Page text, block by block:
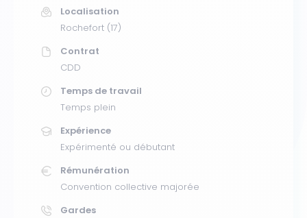
Localisation
Rochefort (17)
Contrat
CDD
Temps de travail
Temps plein
Expérience
Expérimenté ou débutant
Rémunération
Convention collective majorée
Gardes